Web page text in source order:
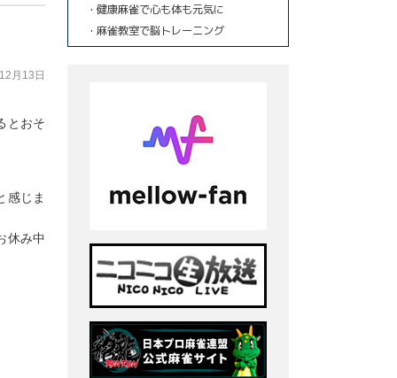
月13日
とおそ
感じま
休み中
・健康麻雀で心も体も元気に
・麻雀教室で脳トレーニング